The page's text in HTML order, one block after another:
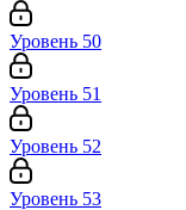
Уровень 50
Уровень 51
Уровень 52
Уровень 53